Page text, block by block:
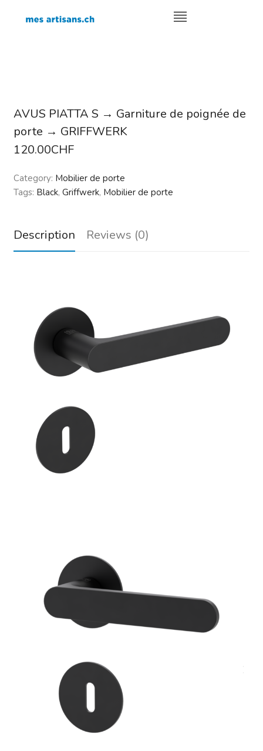
AVUS PIATTA S → Garniture de poignée de
porte → GRIFFWERK
120.00CHF
Category: Mobilier de porte
Tags: Black, Griffwerk, Mobilier de porte
Description Reviews (0)